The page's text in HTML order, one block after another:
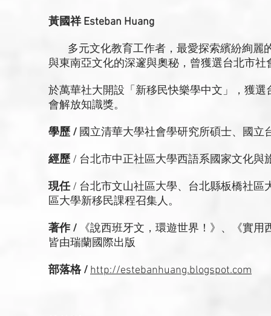
黃國祥 Esteban Huang
多元文化教育工作者，最愛探索繽紛絢麗
與東南亞文化的深邃與奧秘，曾獲選台北市社
於萬華社大開設「新移民快樂學中文」，獲
會解放知識獎。
學歷 / 國立清華大學社會學研究所碩士、國立
經歷 / 台北市中正社區大學西語系國家文化與
現任/ 台北市文山社區大學、台北縣板橋社
區大學新移民課程召集人。
著作 / 《說西班牙文，環遊世界！》、《實
皆由瑞蘭國際出版
部落格 / http://estebanhuang.blogspot.com